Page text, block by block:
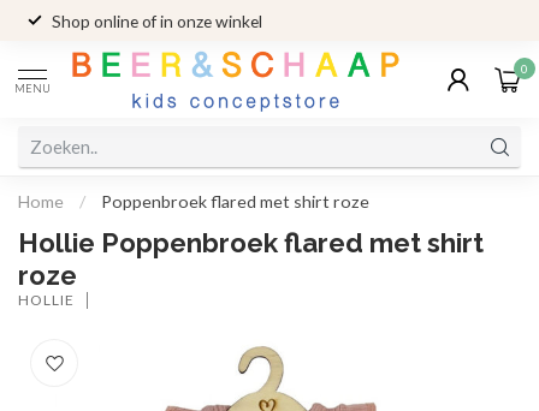
Shop online of in onze winkel
MENU
0
Home / Poppenbroek flared met shirt roze
Hollie Poppenbroek flared met shirt
roze
HOLLIE